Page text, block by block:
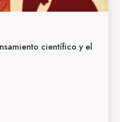
científico y el